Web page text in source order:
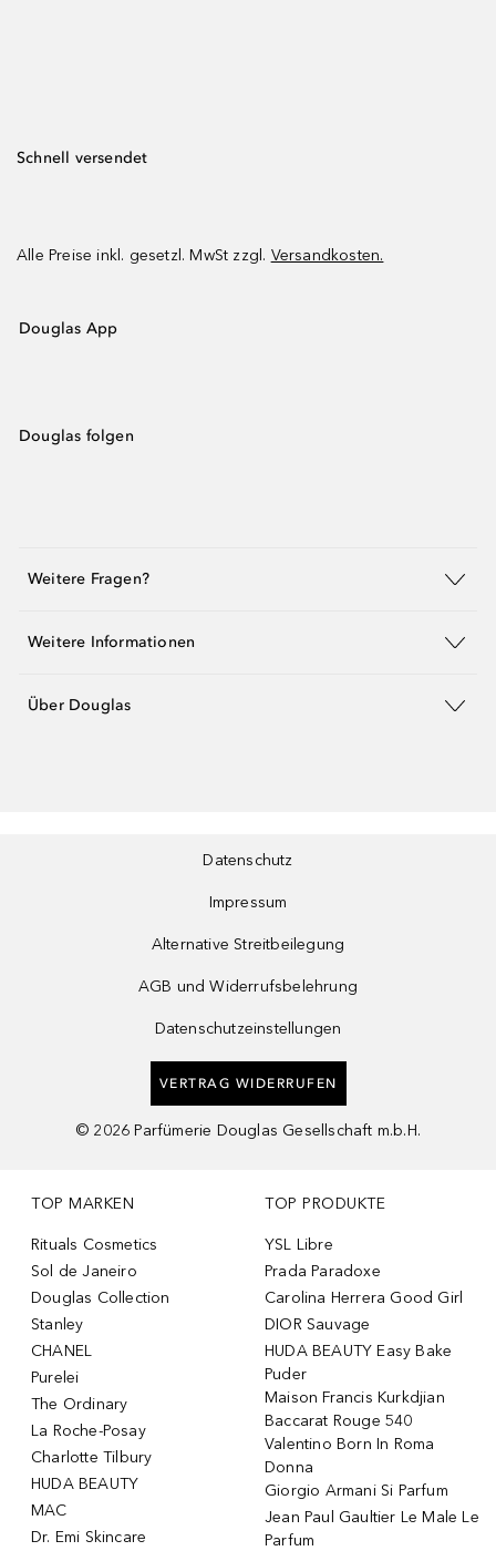
Schnell versendet
Alle Preise inkl. gesetzl. MwSt zzgl. Versandkosten.
Douglas App
Douglas folgen
Weitere Fragen?
Weitere Informationen
Über Douglas
Datenschutz
Impressum
Alternative Streitbeilegung
AGB und Widerrufsbelehrung
Datenschutzeinstellungen
VERTRAG WIDERRUFEN
© 2026 Parfümerie Douglas Gesellschaft m.b.H.
TOP MARKEN
Rituals Cosmetics
Sol de Janeiro
Douglas Collection
Stanley
CHANEL
Purelei
The Ordinary
La Roche-Posay
Charlotte Tilbury
HUDA BEAUTY
MAC
Dr. Emi Skincare
TOP PRODUKTE
YSL Libre
Prada Paradoxe
Carolina Herrera Good Girl
DIOR Sauvage
HUDA BEAUTY Easy Bake
Puder
Maison Francis Kurkdjian
Baccarat Rouge 540
Valentino Born In Roma
Donna
Giorgio Armani Si Parfum
Jean Paul Gaultier Le Male Le
Parfum